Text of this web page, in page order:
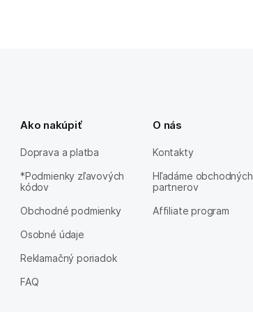
Ako nakúpiť
Doprava a platba
*Podmienky zľavových
kódov
Obchodné podmienky
Osobné údaje
Reklamačný poriadok
FAQ
O nás
Kontakty
Hľadáme obchodných
partnerov
Affiliate program